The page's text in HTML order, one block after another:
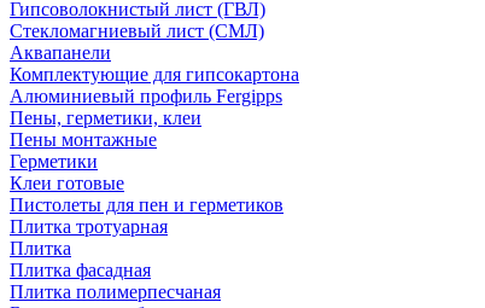
Гипсоволокнистый лист (ГВЛ)
Стекломагниевый лист (СМЛ)
Аквапанели
Комплектующие для гипсокартона
Алюминиевый профиль Fergipps
Пены, герметики, клеи
Пены монтажные
Герметики
Клеи готовые
Пистолеты для пен и герметиков
Плитка тротуарная
Плитка
Плитка фасадная
Плитка полимерпесчаная